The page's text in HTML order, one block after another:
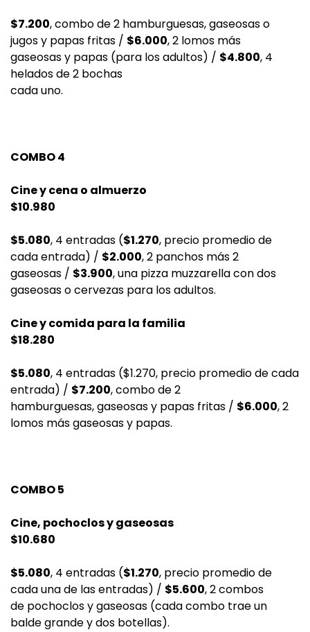
$7.200, combo de 2 hamburguesas, gaseosas o
jugos y papas fritas / $6.000, 2 lomos más
gaseosas y papas (para los adultos) / $4.800, 4
helados de 2 bochas
cada uno.
COMBO 4
Cine y cena o almuerzo
$10.980
$5.080, 4 entradas ($1.270, precio promedio de
cada entrada) / $2.000, 2 panchos más 2
gaseosas / $3.900, una pizza muzzarella con dos
gaseosas o cervezas para los adultos.
Cine y comida para la familia
$18.280
$5.080, 4 entradas ($1.270, precio promedio de cada
entrada) / $7.200, combo de 2
hamburguesas, gaseosas y papas fritas / $6.000, 2
lomos más gaseosas y papas.
COMBO 5
Cine, pochoclos y gaseosas
$10.680
$5.080, 4 entradas ($1.270, precio promedio de
cada una de las entradas) / $5.600, 2 combos
de pochoclos y gaseosas (cada combo trae un
balde grande y dos botellas).